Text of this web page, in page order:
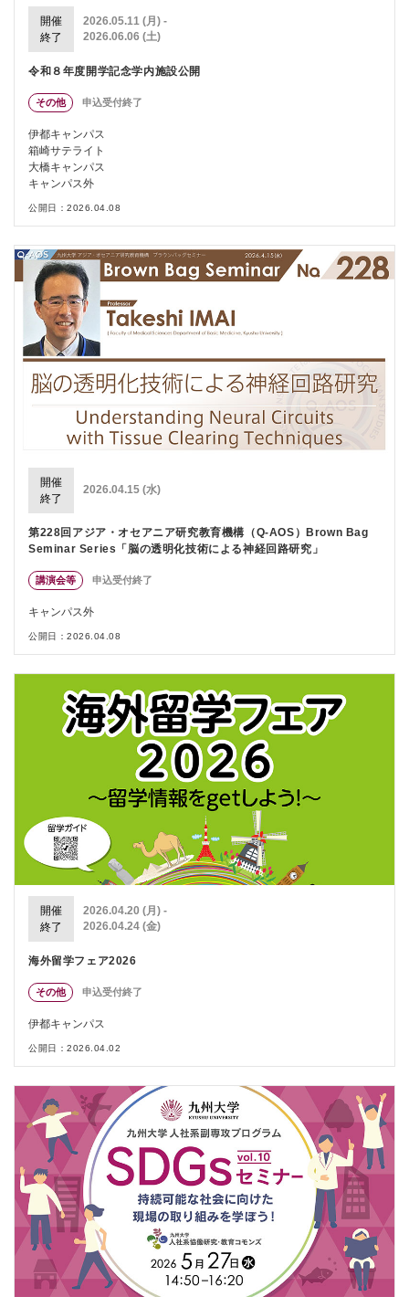
開催
終了
2026.05.11 (月) -
2026.06.06 (土)
令和８年度開学記念学内施設公開
その他 申込受付終了
伊都キャンパス
箱崎サテライト
大橋キャンパス
キャンパス外
公開日：2026.04.08
開催
終了
2026.04.15 (水)
第228回アジア・オセアニア研究教育機構（Q-AOS）Brown Bag
Seminar Series「脳の透明化技術による神経回路研究」
講演会等 申込受付終了
キャンパス外
公開日：2026.04.08
開催
終了
2026.04.20 (月) -
2026.04.24 (金)
海外留学フェア2026
その他 申込受付終了
伊都キャンパス
公開日：2026.04.02